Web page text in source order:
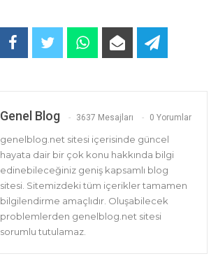
Genel Blog 3637 Mesajları 0 Yorumlar
genelblog.net sitesi içerisinde güncel
hayata dair bir çok konu hakkında bilgi
edinebileceğiniz geniş kapsamlı blog
sitesi. Sitemizdeki tüm içerikler tamamen
bilgilendirme amaçlıdır. Oluşabilecek
problemlerden genelblog.net sitesi
sorumlu tutulamaz.